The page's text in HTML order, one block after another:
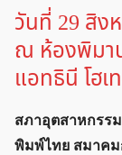
วันที่ 29 สิง
ณ ห้องพิมา
แอทธินี โฮ
สภาอุตสาหกรร
พิมพ์ไทย สมาค